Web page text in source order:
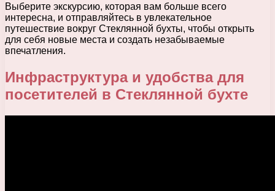
Выберите экскурсию, которая вам больше всего
интересна, и отправляйтесь в увлекательное
путешествие вокруг Стеклянной бухты, чтобы открыть
для себя новые места и создать незабываемые
впечатления.
Инфраструктура и удобства для
посетителей в Стеклянной бухте